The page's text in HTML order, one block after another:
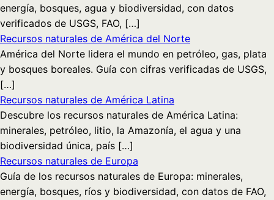
energía, bosques, agua y biodiversidad, con datos
verificados de USGS, FAO, […]
Recursos naturales de América del Norte
América del Norte lidera el mundo en petróleo, gas, plata
y bosques boreales. Guía con cifras verificadas de USGS,
[…]
Recursos naturales de América Latina
Descubre los recursos naturales de América Latina:
minerales, petróleo, litio, la Amazonía, el agua y una
biodiversidad única, país […]
Recursos naturales de Europa
Guía de los recursos naturales de Europa: minerales,
energía, bosques, ríos y biodiversidad, con datos de FAO,